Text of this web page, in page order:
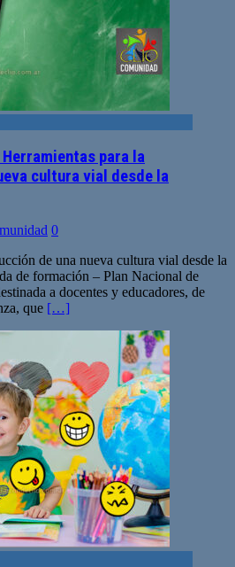
para la
cultura vial desde la
0
de una nueva cultura vial desde la
de formación – Plan Nacional de
a docentes y educadores, de
que […]